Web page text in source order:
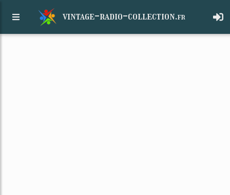
vintage-radio-collection.fr